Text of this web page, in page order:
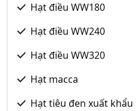
Hạt điều WW180
Hạt điều WW240
Hạt điều WW320
Hạt macca
Hạt tiêu đen xuất khẩu